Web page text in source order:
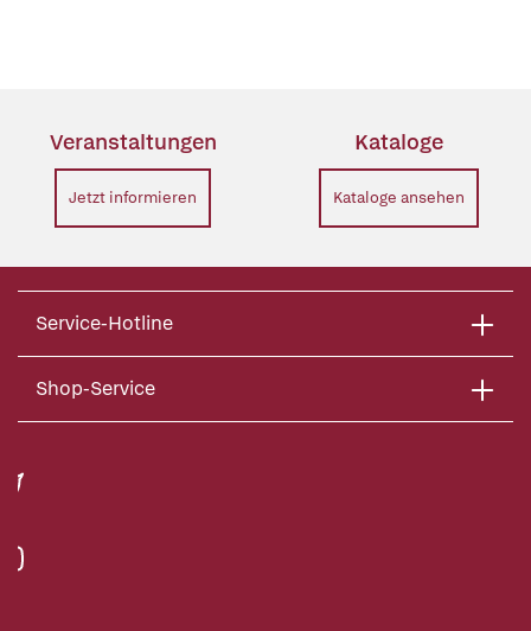
Veranstaltungen
Jetzt informieren
Kataloge
Kataloge ansehen
Service-Hotline
Shop-Service